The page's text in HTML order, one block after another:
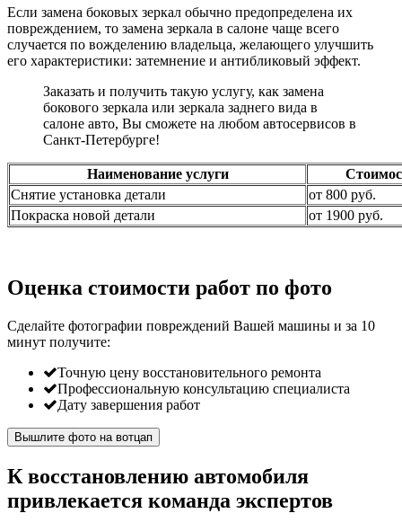
Если замена боковых зеркал обычно предопределена их
повреждением, то замена зеркала в салоне чаще всего
случается по вожделению владельца, желающего улучшить
его характеристики: затемнение и антибликовый эффект.
Заказать и получить такую услугу, как замена
бокового зеркала или зеркала заднего вида в
салоне авто, Вы сможете на любом автосервисов в
Санкт-Петербурге!
Наименование услуги
Снятие установка детали
от 800 руб.
Покраска новой детали
от 1900 руб.
Оценка стоимости работ по фото
Сделайте фотографии повреждений Вашей машины и за 10
минут получите:
Точную цену восстановительного ремонта
Профессиональную консультацию специалиста
Дату завершения работ
Вышлите фото на вотцап
К восстановлению автомобиля
привлекается команда экспертов